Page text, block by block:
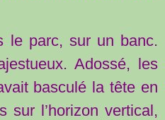
le parc, sur un banc.
Adossé, les
basculé la tête en
sur l’horizon vertical,